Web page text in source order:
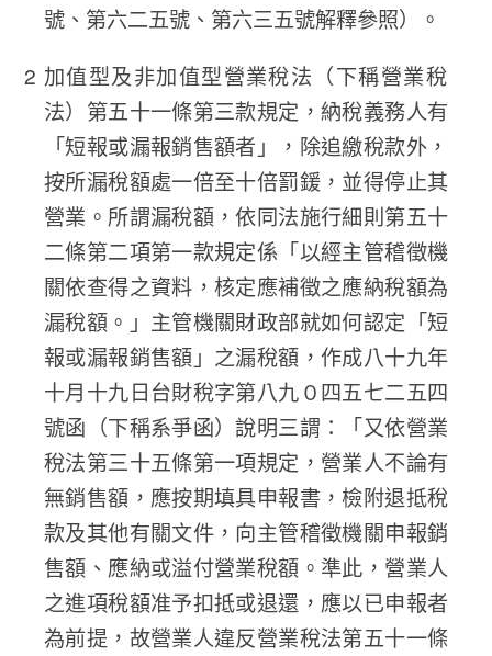
號、第六二五號、第六三五號解釋參照）。
加值型及非加值型營業稅法（下稱營業稅
法）第五十一條第三款規定，納稅義務人有
「短報或漏報銷售額者」，除追繳稅款外，
按所漏稅額處一倍至十倍罰鍰，並得停止其
營業。所謂漏稅額，依同法施行細則第五十
二條第二項第一款規定係「以經主管稽徵機
關依查得之資料，核定應補徵之應納稅額為
漏稅額。」主管機關財政部就如何認定「短
報或漏報銷售額」之漏稅額，作成八十九年
十月十九日台財稅字第八九０四五七二五四
號函（下稱系爭函）說明三謂：「又依營業
稅法第三十五條第一項規定，營業人不論有
無銷售額，應按期填具申報書，檢附退抵稅
款及其他有關文件，向主管稽徵機關申報銷
售額、應納或溢付營業稅額。準此，營業人
之進項稅額准予扣抵或退還，應以已申報者
為前提，故營業人違反營業稅法第五十一條